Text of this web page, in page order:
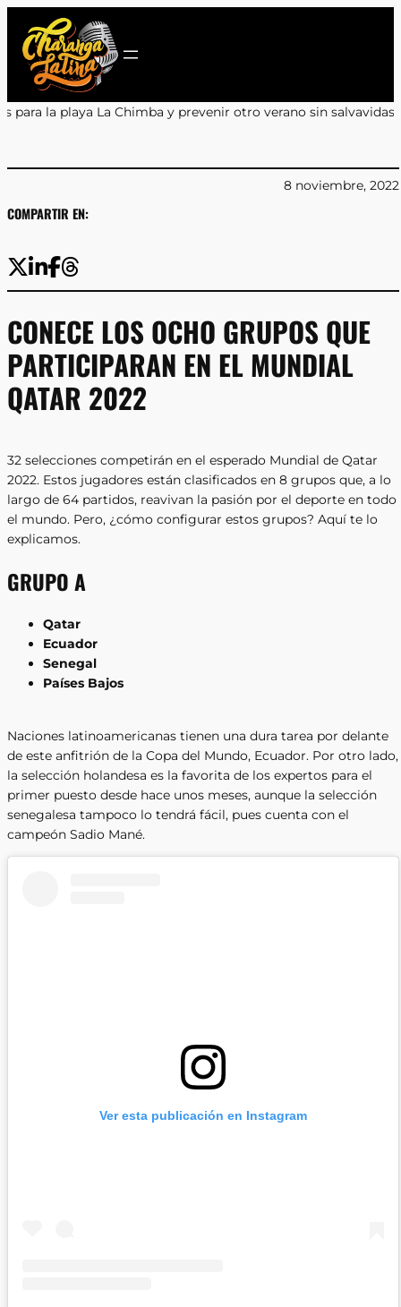
contenido
otro verano sin salvavidas•Encuentro y Aprendizaje en
COMPARTIR EN:
8 noviembre, 2022
CONECE LOS OCHO GRUPOS QUE
PARTICIPARAN EN EL MUNDIAL
QATAR 2022
32 selecciones competirán en el esperado Mundial de Qatar
2022. Estos jugadores están clasificados en 8 grupos que, a lo
largo de 64 partidos, reavivan la pasión por el deporte en todo
el mundo. Pero, ¿cómo configurar estos grupos? Aquí te lo
explicamos.
GRUPO A
Qatar
Ecuador
Senegal
Países Bajos
Naciones latinoamericanas tienen una dura tarea por delante
de este anfitrión de la Copa del Mundo, Ecuador. Por otro lado,
la selección holandesa es la favorita de los expertos para el
primer puesto desde hace unos meses, aunque la selección
senegalesa tampoco lo tendrá fácil, pues cuenta con el
campeón Sadio Mané.
Ver esta publicación en Instagram